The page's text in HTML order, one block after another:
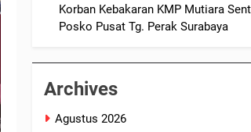
Korban Kebakaran KMP Mutiara
Posko Pusat Tg. Perak Surabaya
Archives
Agustus 2026